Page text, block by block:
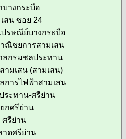
บางกระบือ
สน ซอย 24
ปรษณีย์บางกระบือ
าณิชยการสามเสน
ลกรมชลประทาน
ามเสน (สามเสน)
การไฟฟ้าสามเสน
ระทาน-ศรีย่าน
กศรีย่าน
ศรีย่าน
าดศรีย่าน